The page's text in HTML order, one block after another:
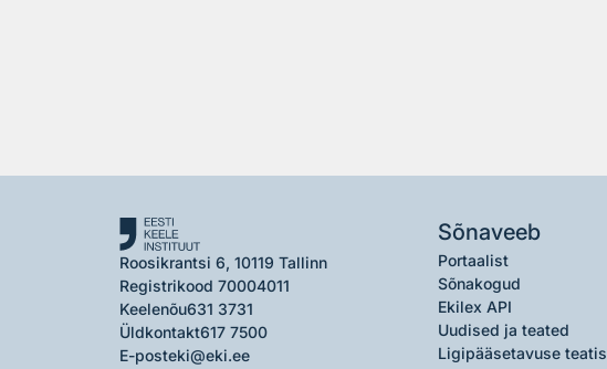
Roosikrantsi 6, 10119 Tallinn
Registrikood 70004011
Keelenõu631 3731
Üldkontakt617 7500
E-posteki@eki.ee
Sõnaveeb
Portaalist
Sõnakogud
Ekilex API
Uudised ja teated
Ligipääsetavuse teatis